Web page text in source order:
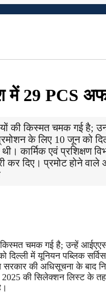
में 29 PCS
की किस्मत चमक गई है;
के लिए 10 जून को
कार्मिक एवं प्रशिक्षण
कर दिए। प्रमोट होने
किस्मत चमक गई है; उन्हें
में यूनियन पब्लिक
की अधिसूचना के बाद
की सिलेक्शन लिस्ट के